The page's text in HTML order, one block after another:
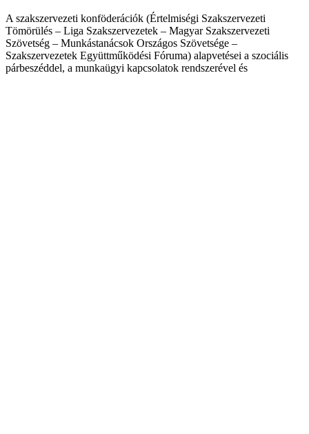
A szakszervezeti konföderációk (Értelmiségi Szakszervezeti
Tömörülés – Liga Szakszervezetek – Magyar Szakszervezeti
Szövetség – Munkástanácsok Országos Szövetsége –
Szakszervezetek Együttműködési Fóruma) alapvetései a szociális
párbeszéddel, a munkaügyi kapcsolatok rendszerével és